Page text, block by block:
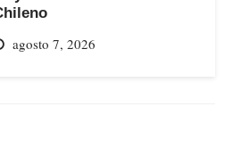
agosto 7, 2026